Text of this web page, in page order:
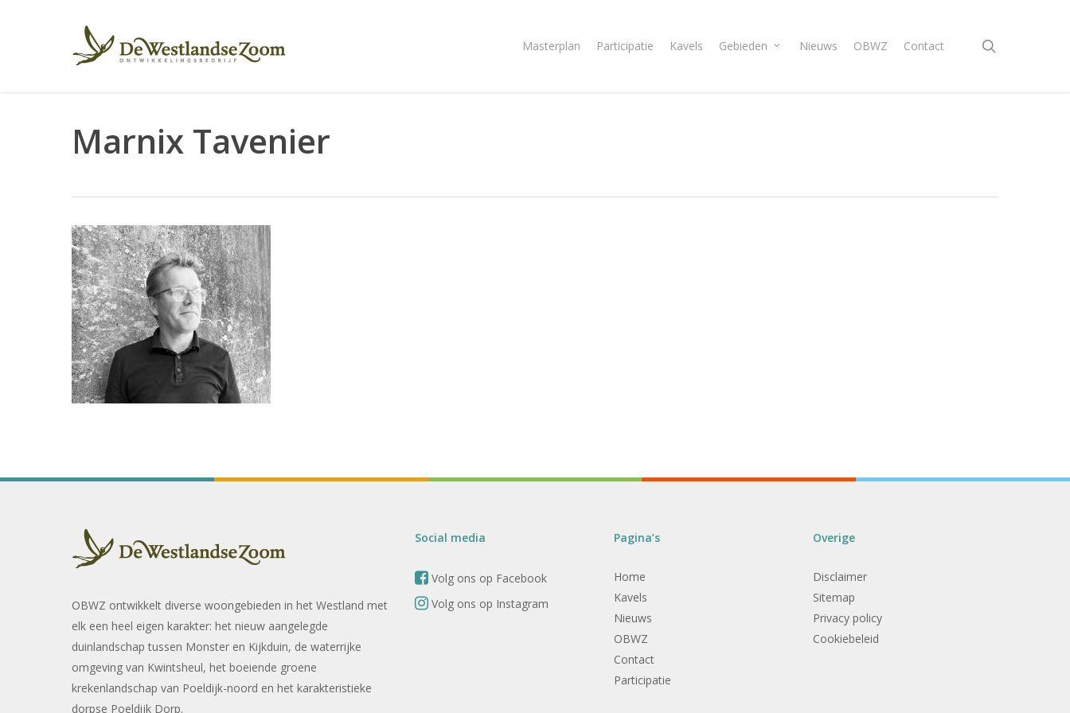
Masterplan Participatie Kavels Gebieden Nieuws OBWZ Contact
Marnix Tavenier
OBWZ ontwikkelt diverse woongebieden in het Westland met
elk een heel eigen karakter: het nieuw aangelegde
duinlandschap tussen Monster en Kijkduin, de waterrijke
omgeving van Kwintsheul, het boeiende groene
krekenlandschap van Poeldijk-noord en het karakteristieke
dorpse Poeldijk Dorp.
Social media
Volg ons op Facebook
Volg ons op Instagram
Pagina’s
Home
Kavels
Nieuws
OBWZ
Contact
Participatie
Overige
Disclaimer
Sitemap
Privacy policy
Cookiebeleid